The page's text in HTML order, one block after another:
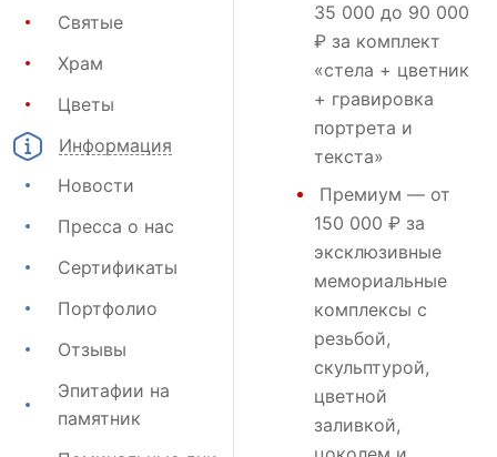
Святые
Храм
Цветы
Информация
Новости
Пресса о нас
Сертификаты
Портфолио
Отзывы
Эпитафии на
памятник
35 000 до 90 000
₽ за комплект
«стела + цветник
+ гравировка
портрета и
текста»
Премиум — от
150 000 ₽ за
эксклюзивные
мемориальные
комплексы с
резьбой,
скульптурой,
цветной
заливкой,